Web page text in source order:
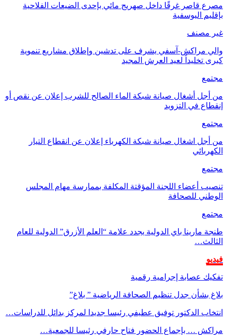
مصرع قاصر غرقًا داخل صهريج مائي بإحدى الضيعات الفلاحية
بإقليم اليوسفية
غير مصنف
والي مراكش-آسفي يشرف على تدشين وإطلاق مشاريع تنموية
كبرى تخليداً لعيد العرش المجيد
مجتمع
من أجل أشغال صيانة شبكة الماء الصالح للشرب إعلان عن نقص أو
إنقطاع في التزويد
مجتمع
من أجل اشغال صيانة شبكة الكهرباء إعلان عن انقطاع التيار
الكهربائي
مجتمع
تنصيب أعضاء اللجنة المؤقتة المكلفة بممارسة مهام المجلس
الوطني للصحافة
مجتمع
طنجة مارينا باي الدولية يجدد علامة “العلم الأزرق” الدولية للعام
الثالث…
فيديو
تفكيك عصابة إجرامية رقمية
بلاغ بشأن جدل تنظيم الصحافة الرياضية ” بلاغ”
انتخاب الدكتور توفيق عطيفي رئيسا جديدا لمركز بدائل للدراسات…
مراكش … بإجماع الحضور فتاح حارفي رئيسا للجمعية…